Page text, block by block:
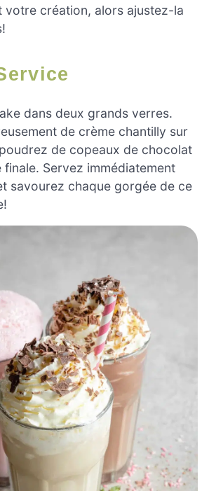
votre création, alors ajustez-la
dans deux grands verres.
de crème chantilly sur
de copeaux de chocolat
Servez immédiatement
savourez chaque gorgée de ce